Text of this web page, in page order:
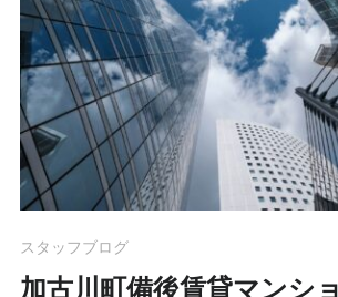
スタッフブログ
加古川町備後賃貸マンシ